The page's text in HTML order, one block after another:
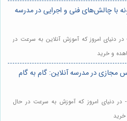
با چالش‌های فنی و اجرایی در مدرسه
در دنیای امروز که آموزش آنلاین به سرعت در
و خرید
مجازی در مدرسه آنلاین: گام به گام
- در دنیای امروز که آموزش به سرعت در حال